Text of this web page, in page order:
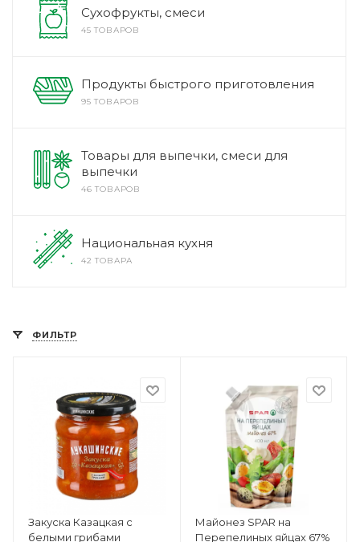
Сухофрукты, смеси
45 ТОВАРОВ
Продукты быстрого приготовления
95 ТОВАРОВ
Товары для выпечки, смеси для
выпечки
46 ТОВАРОВ
Национальная кухня
42 ТОВАРА
ФИЛЬТР
Закуска Казацкая с
белыми грибами
Майонез SPAR на
Перепелиных яйцах 67%